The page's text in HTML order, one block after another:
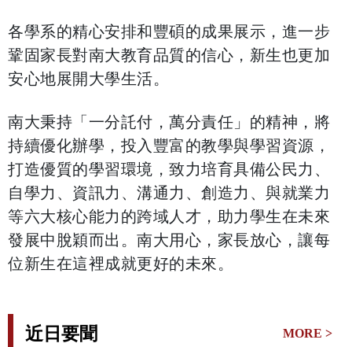
各學系的精心安排和豐碩的成果展示，進一步
鞏固家長對南大教育品質的信心，新生也更加
安心地展開大學生活。
南大秉持「一分託付，萬分責任」的精神，將
持續優化辦學，投入豐富的教學與學習資源，
打造優質的學習環境，致力培育具備公民力、
自學力、資訊力、溝通力、創造力、與就業力
等六大核心能力的跨域人才，助力學生在未來
發展中脫穎而出。南大用心，家長放心，讓每
位新生在這裡成就更好的未來。
近日要聞 MORE >